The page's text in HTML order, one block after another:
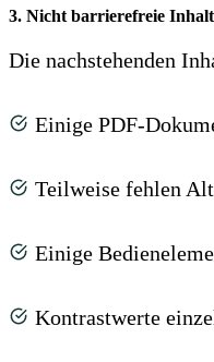
3. Nicht barrierefreie
Die nachstehenden
Einige PDF-
Teilweise fehlen
Einige
Kontrastwerte